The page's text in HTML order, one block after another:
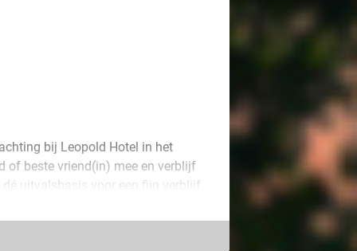
bij Leopold Hotel in het
of beste vriend(in) mee en verblijf
dé uitvalsbasis voor een fijn verblijf
dag gelijk goed met het